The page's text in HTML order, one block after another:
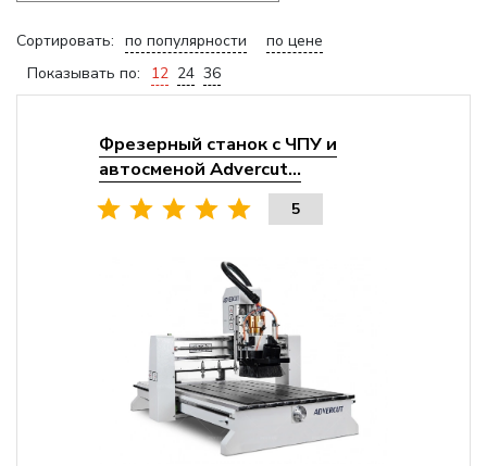
Сортировать: по популярности
по цене
Показывать по:
12 24 36
Фрезерный станок с ЧПУ и
автосменой Advercut...
5